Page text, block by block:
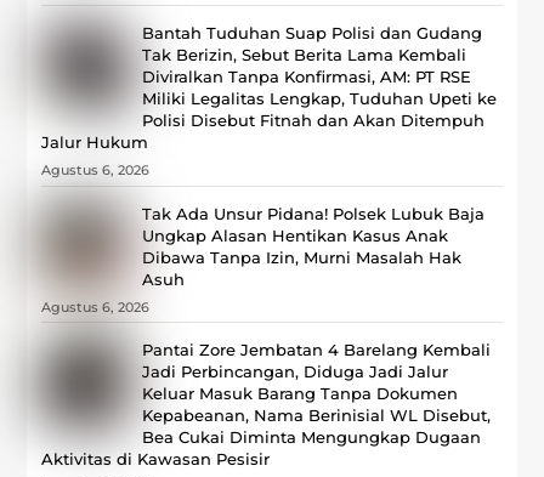
Bantah Tuduhan Suap Polisi dan Gudang
Tak Berizin, Sebut Berita Lama Kembali
Diviralkan Tanpa Konfirmasi, ‎AM: PT RSE
Miliki Legalitas Lengkap, Tuduhan Upeti ke
Polisi Disebut Fitnah dan Akan Ditempuh
Jalur Hukum
Agustus 6, 2026
Tak Ada Unsur Pidana! Polsek Lubuk Baja
Ungkap Alasan Hentikan Kasus Anak
Dibawa Tanpa Izin, Murni Masalah Hak
Asuh
Agustus 6, 2026
Pantai Zore Jembatan 4 Barelang Kembali
Jadi Perbincangan, Diduga Jadi Jalur
Keluar Masuk Barang Tanpa Dokumen
Kepabeanan, Nama Berinisial WL Disebut,
Bea Cukai Diminta Mengungkap Dugaan
Aktivitas di Kawasan Pesisir